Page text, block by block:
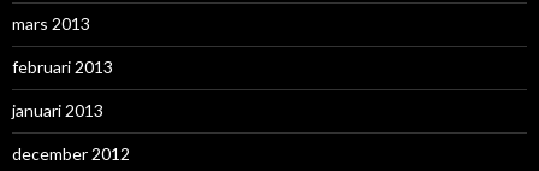
mars 2013
februari 2013
januari 2013
december 2012